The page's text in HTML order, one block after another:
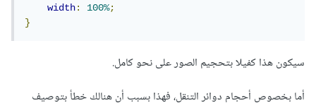
width: 100%;
}
سيكون هذا كفيلا بتحجيم الصور على نحو كامل.
أما بخصوص أحجام دوائر التنقل، فهذا بسبب أن هنالك خطأ بتوصيف